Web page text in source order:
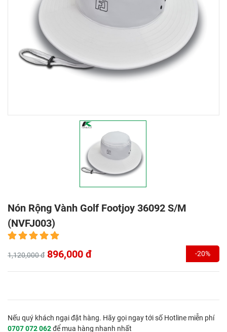
Nón Rộng Vành Golf Footjoy 36092 S/M
(NVFJ003)
1,120,000 đ 896,000 đ -20%
Nếu quý khách ngại đặt hàng. Hãy gọi ngay tới số Hotline miễn phí
0707 072 062để mua hàng nhanh nhất